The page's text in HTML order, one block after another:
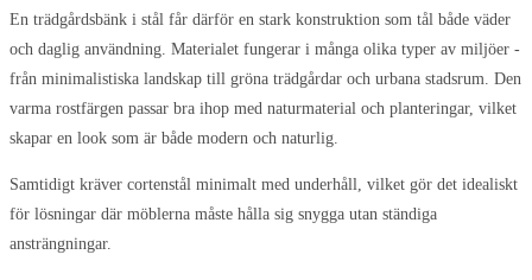
En trädgårdsbänk i stål får därför en stark konstruktion som tål både väder
och daglig användning. Materialet fungerar i många olika typer av miljöer -
från minimalistiska landskap till gröna trädgårdar och urbana stadsrum. Den
varma rostfärgen passar bra ihop med naturmaterial och planteringar, vilket
skapar en look som är både modern och naturlig.
Samtidigt kräver cortenstål minimalt med underhåll, vilket gör det idealiskt
för lösningar där möblerna måste hålla sig snygga utan ständiga
ansträngningar.